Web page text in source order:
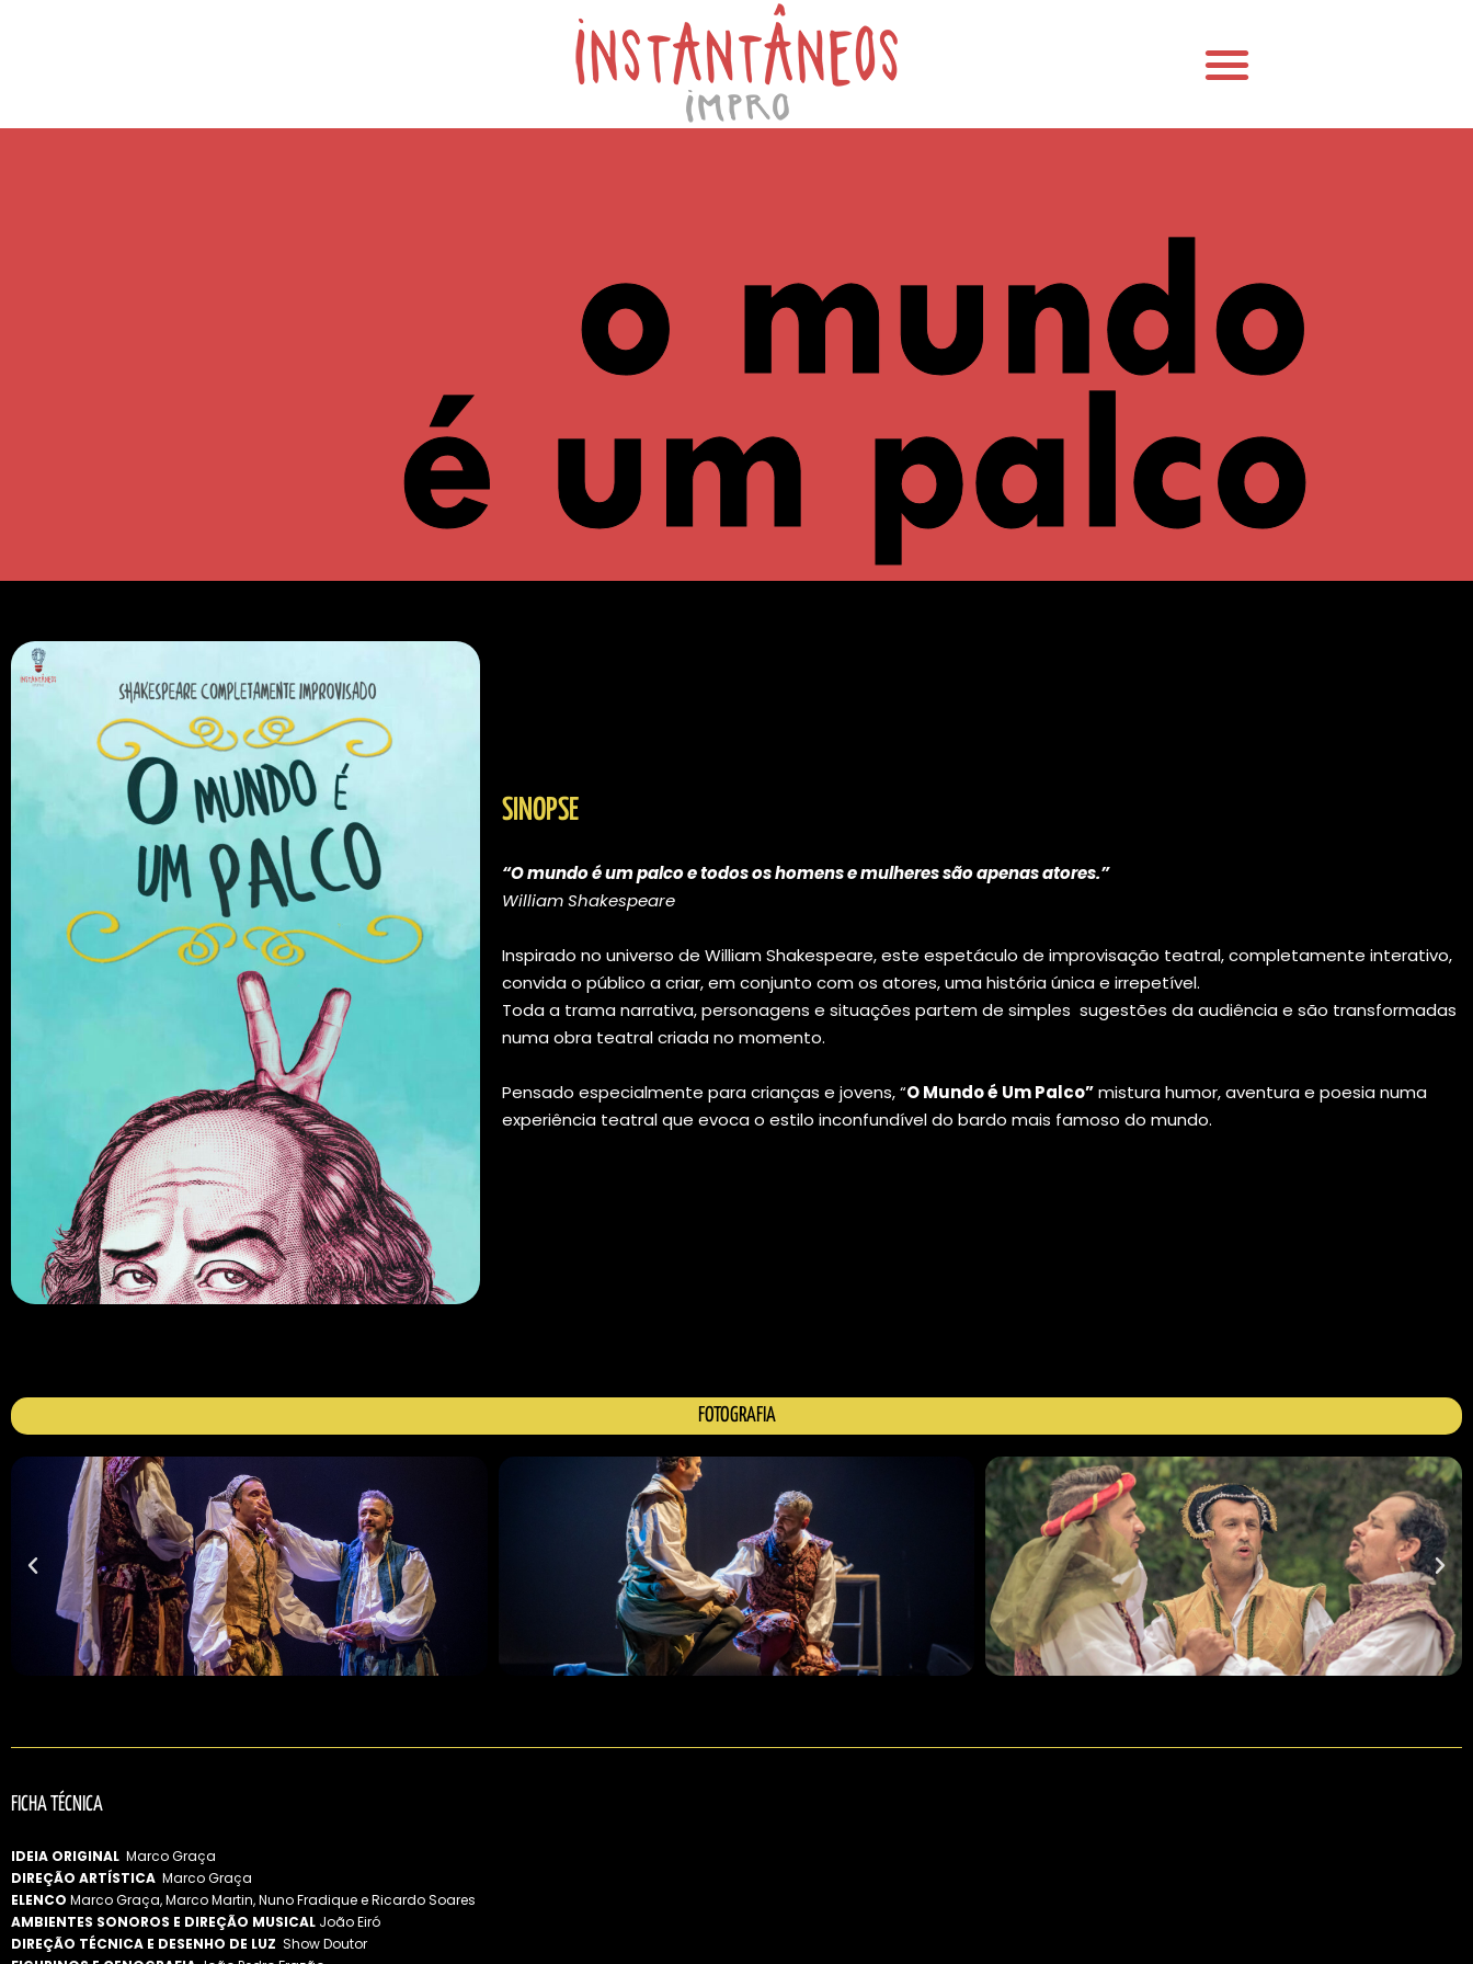
SINOPSE
“O mundo é um palco e todos os homens e mulheres são apenas atores.”
William Shakespeare
Inspirado no universo de William Shakespeare, este espetáculo de improvisação teatral, completamente interativo,
convida o público a criar, em conjunto com os atores, uma história única e irrepetível.
Toda a trama narrativa, personagens e situações partem de simples sugestões da audiência e são transformadas
numa obra teatral criada no momento.
Pensado especialmente para crianças e jovens, “O Mundo é Um Palco”mistura humor, aventura e poesia numa
experiência teatral que evoca o estilo inconfundível do bardo mais famoso do mundo.
FOTOGRAFIA
FICHA TÉCNICA
IDEIA ORIGINAL Marco Graça
DIREÇÃO ARTÍSTICA Marco Graça
ELENCO Marco Graça, Marco Martin, Nuno Fradique e Ricardo Soares
AMBIENTES SONOROS E DIREÇÃO MUSICAL João Eiró
DIREÇÃO TÉCNICA E DESENHO DE LUZ Show Doutor